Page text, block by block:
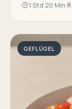
1 Std 20 Min
GEFLÜGEL